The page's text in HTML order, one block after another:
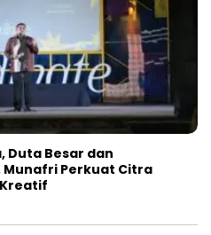
Duta Besar dan
Munafri Perkuat Citra